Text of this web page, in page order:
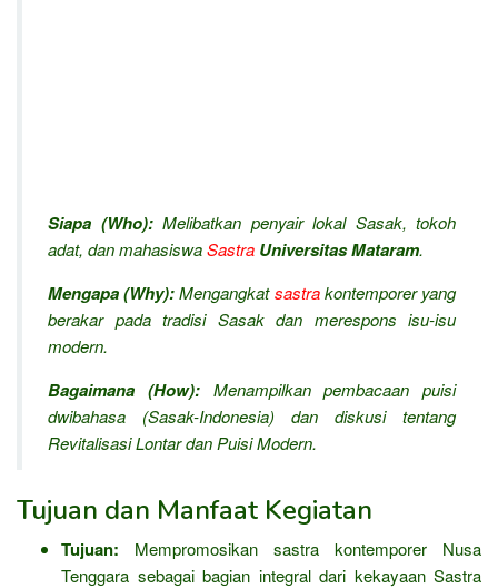
Siapa (Who):Melibatkan penyair lokal Sasak, tokoh
adat, dan mahasiswaSastra Universitas Mataram.
Mengapa (Why):Mengangkatsastrakontemporer yang
berakar pada tradisi Sasak dan merespons isu-isu
modern.
Bagaimana (How):Menampilkan pembacaan puisi
dwibahasa (Sasak-Indonesia) dan diskusi tentang
Revitalisasi Lontar dan Puisi Modern.
Tujuan dan Manfaat Kegiatan
Tujuan: Mempromosikan sastra kontemporer Nusa
Tenggara sebagai bagian integral dari kekayaan Sastra